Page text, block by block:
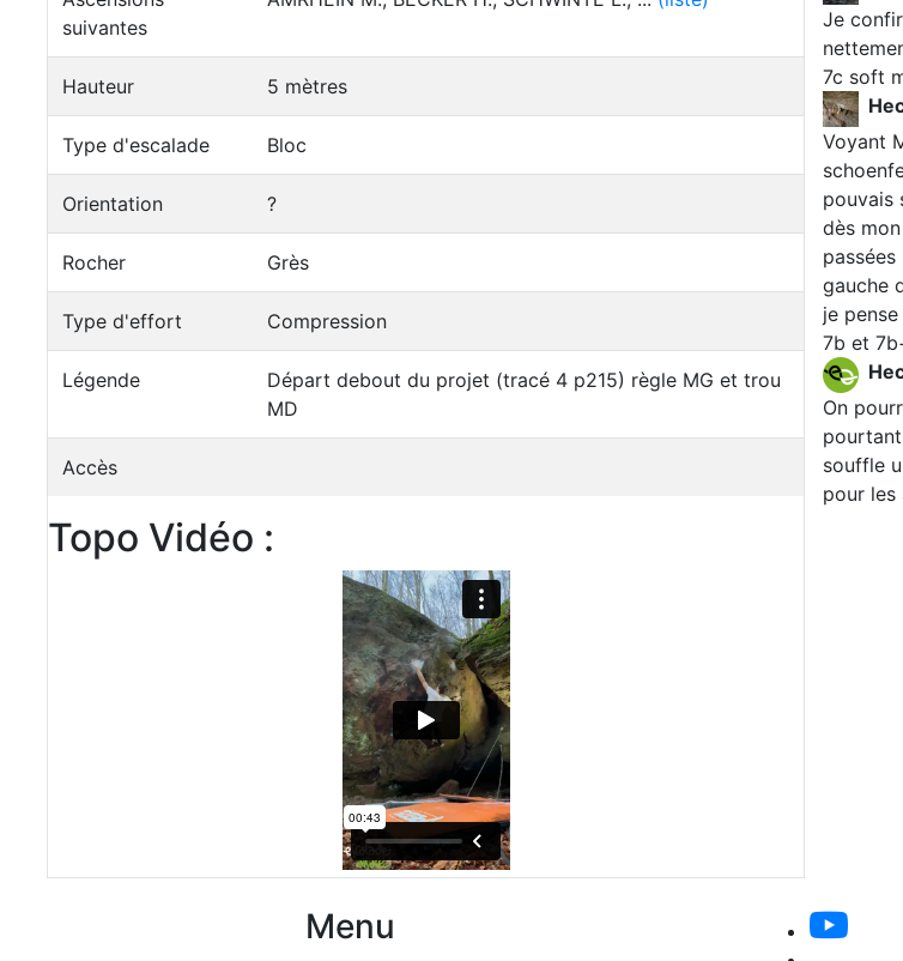
suivantes
Hauteur 5 mètres
Type d'escalade Bloc
Orientation ?
Rocher Grès
Type d'effort Compression
Légende
Départ debout du projet (tracé 4 p215) règle MG et trou
MD
Accès
Topo Vidéo :
Je
7c soft
Voyant
pouvais
dès
gauche
je
7b et
On
souffle
pour les
Menu